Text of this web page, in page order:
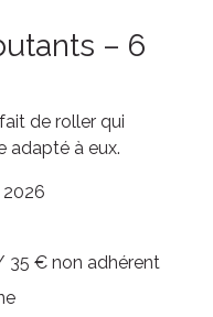
– 6
de roller qui
adapté à eux.
2026
35 € non adhérent